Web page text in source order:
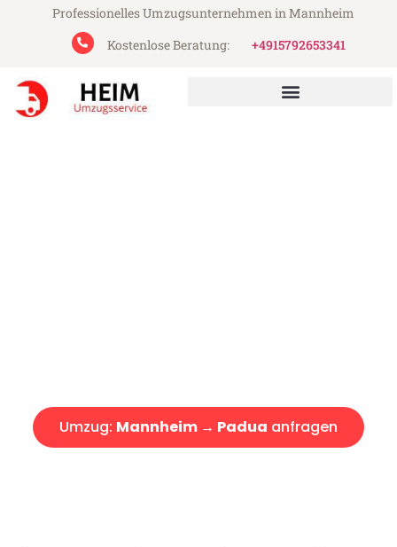
Professionelles Umzugsunternehmen in Mannheim
Kostenlose Beratung:
+4915792653341
Umzug: Mannheim → Padua anfragen